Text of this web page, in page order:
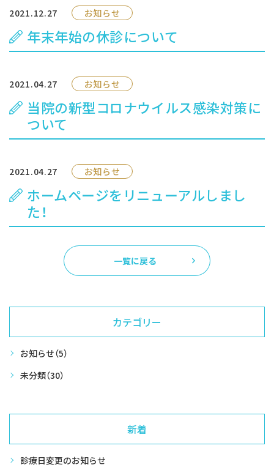
2021.12.27 お知らせ
年末年始の休診について
2021.04.27 お知らせ
当院の新型コロナウイルス感染対策に
ついて
2021.04.27 お知らせ
ホームページをリニューアルしまし
た！
一覧に戻る
カテゴリー
お知らせ（5）
未分類（30）
新着
診療日変更のお知らせ
予約のお電話はこちらから
（受付時間：9:00-18:45）
〒421-0137 静岡県静岡市駿河区寺田111-３